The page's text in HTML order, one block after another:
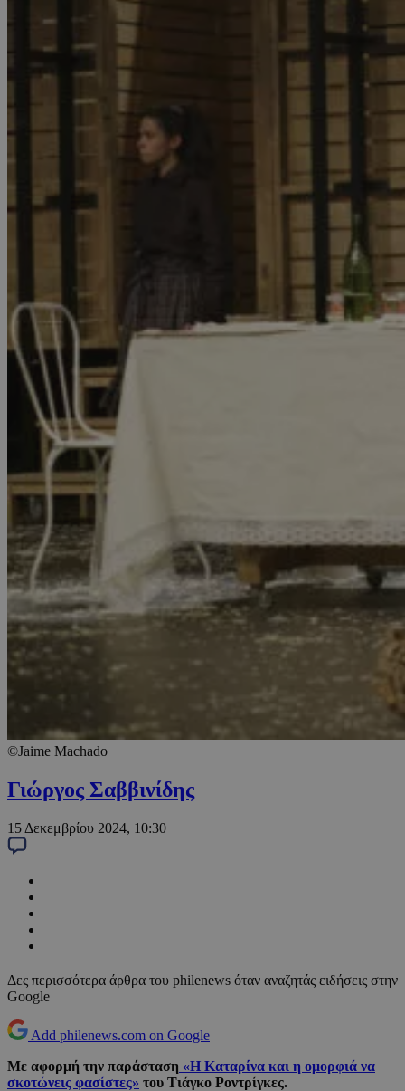
©Jaime Machado
Γιώργος Σαββινίδης
15 Δεκεμβρίου 2024, 10:30
Δες περισσότερα άρθρα του philenews όταν αναζητάς ειδήσεις στην
Google
Add philenews.com on Google
Με αφορμή την παράσταση «Η Καταρίνα και η ομορφιά να
σκοτώνεις φασίστες» του Τιάγκο Ροντρίγκες.